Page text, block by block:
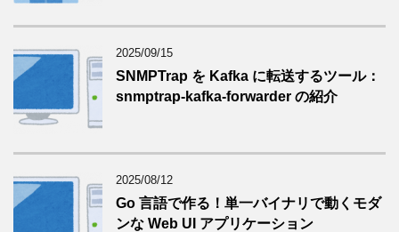
2025/09/15
SNMPTrap を Kafka に転送するツール：
snmptrap-kafka-forwarder の紹介
2025/08/12
Go 言語で作る！単一バイナリで動くモダ
ンな Web UI アプリケーション